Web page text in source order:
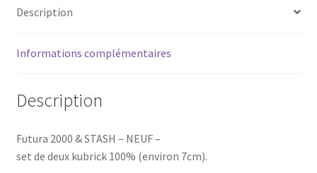
Description
Informations complémentaires
Description
Futura 2000 & STASH – NEUF –
set de deux kubrick 100% (environ 7cm).